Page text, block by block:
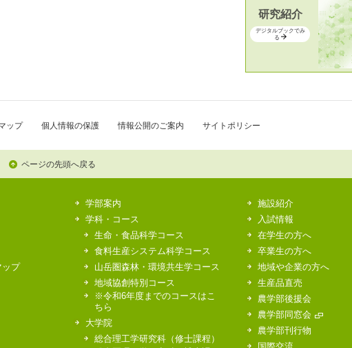
研究紹介
デジタルブックでみ
る
ップ 個人情報の保護 情報公開のご案内 サイトポリシー
ページの先頭へ戻る
ップ
学部案内
学科・コース
生命・食品科学コース
食料生産システム科学コース
山岳圏森林・環境共生学コース
地域協創特別コース
※令和6年度までのコースはこ
ちら
大学院
総合理工学研究科（修士課程）
施設紹介
入試情報
在学生の方へ
卒業生の方へ
地域や企業の方へ
生産品直売
農学部後援会
農学部同窓会
農学部刊行物